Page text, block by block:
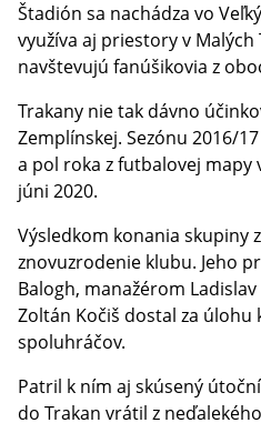
Štadión sa nachádza vo
využíva aj priestory v Malých
navštevujú fanúšikovia z
Trakany nie tak dávno
Zemplínskej. Sezónu 2016/
a pol roka z futbalovej mapy
júni 2020.
Výsledkom konania skupiny
znovuzrodenie klubu. Jeho
Balogh, manažérom
Zoltán Kočiš dostal za úlohu
spoluhráčov.
Patril k ním aj skúsený
do Trakan vrátil z